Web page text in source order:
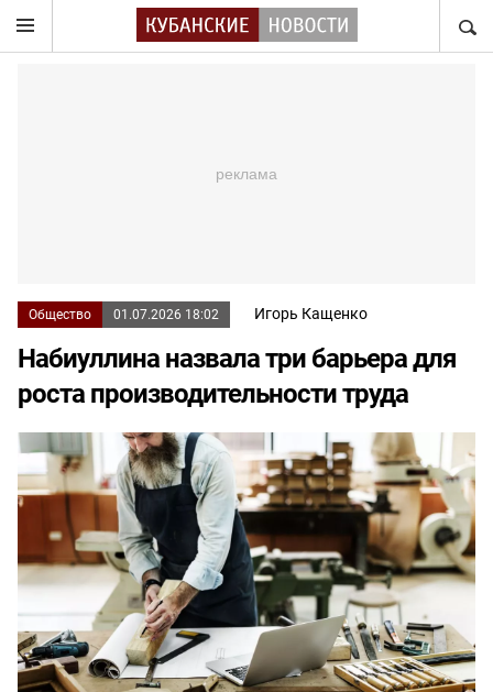
Общество 01.07.2026 18:02 Игорь Кащенко
Набиуллина назвала три барьера для
роста производительности труда